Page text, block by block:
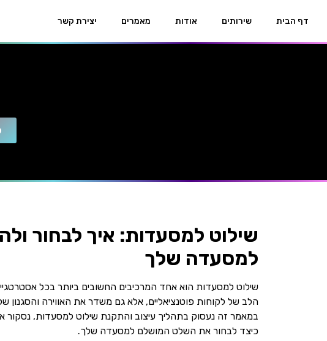
דף הבית שירותים אודות מאמרים יצירת קשר
שילוט למסעדות: איך לבחור
למסעדה שלך
שילוט למסעדות הוא אחד המרכיבים החשובים ביותר בכל
הלב של לקוחות פוטנציאליים, אלא גם משדר את האווירה
במאמר זה נעסוק בתהליך עיצוב והתקנת שילוט למסעדות, נסקור
כיצד לבחור את השלט המושלם למסעדה שלך.